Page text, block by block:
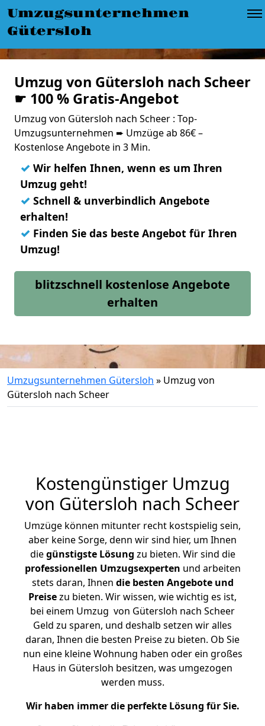
Umzugsunternehmen
Gütersloh
Umzug von Gütersloh nach Scheer
☛ 100 % Gratis-Angebot
Umzug von Gütersloh nach Scheer : Top-
Umzugsunternehmen ➨ Umzüge ab 86€ –
Kostenlose Angebote in 3 Min.
✓ Wir helfen Ihnen, wenn es um Ihren
Umzug geht!
✓ Schnell & unverbindlich Angebote
erhalten!
✓ Finden Sie das beste Angebot für Ihren
Umzug!
blitzschnell kostenlose Angebote
erhalten
Umzugsunternehmen Gütersloh » Umzug von
Gütersloh nach Scheer
Kostengünstiger Umzug
von Gütersloh nach Scheer
Umzüge können mitunter recht kostspielig sein,
aber keine Sorge, denn wir sind hier, um Ihnen
diegünstigste Lösung zu bieten. Wir sind die
professionellen Umzugsexperten und arbeiten
stets daran, Ihnen die besten Angebote und
Preisezu bieten. Wir wissen, wie wichtig es ist,
bei einem Umzug von Gütersloh nach Scheer
Geld zu sparen, und deshalb setzen wir alles
daran, Ihnen die besten Preise zu bieten. Ob Sie
nun eine kleine Wohnung haben oder ein großes
Haus in Gütersloh besitzen, was umgezogen
werden muss.
Wir haben immer die perfekte Lösung für Sie.